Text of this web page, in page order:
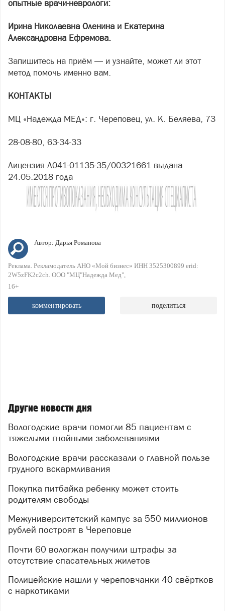
опытные врачи-неврологи:
Ирина Николаевна Оленина и Екатерина
Александровна Ефремова.
Запишитесь на приём — и узнайте, может ли этот
метод помочь именно вам.
КОНТАКТЫ
МЦ «Надежда МЕД»: г. Череповец, ул. К. Беляева, 73
28-08-80, 63-34-33
Лицензия Л041-01135-35/00321661 выдана
24.05.2018 года
Автор: Дарья Романова
Реклама. Рекламодатель АНО «Мой бизнес» ИНН 3525300899 erid:
2W5zFK2c2ch. ООО "МЦ"Надежда Мед"
16+
комментировать поделиться
Другие новости дня
Вологодские врачи помогли 85 пациентам с
тяжелыми гнойными заболеваниями
Вологодские врачи рассказали о главной пользе
грудного вскармливания
Покупка питбайка ребенку может стоить
родителям свободы
Межуниверситетский кампус за 550 миллионов
рублей построят в Череповце
Почти 60 вологжан получили штрафы за
отсутствие спасательных жилетов
Полицейские нашли у череповчанки 40 свёртков
с наркотиками